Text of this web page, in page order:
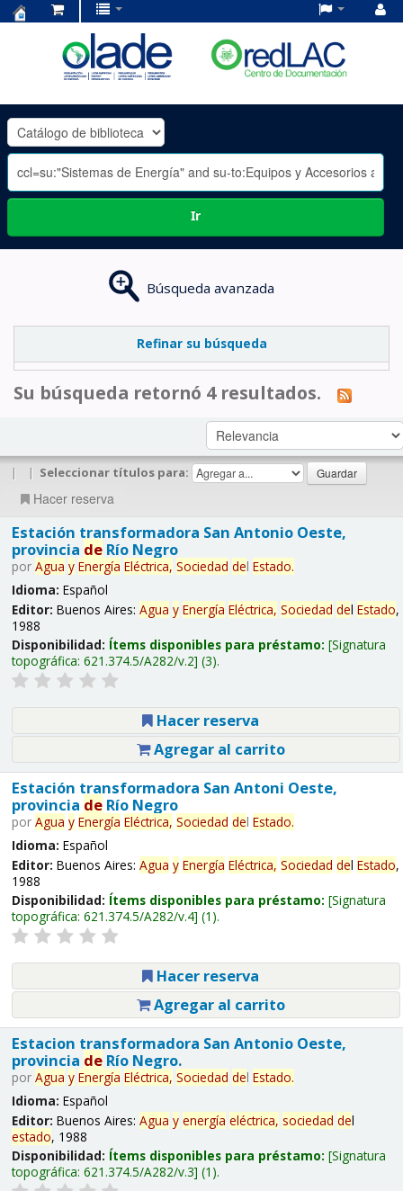
OLADE
-
Ir
Búsqueda avanzada
Refinar su búsqueda
Su búsqueda retornó 4 resultados.
| | Seleccionar títulos para:
Hacer reserva
Estación transformadora San Antonio Oeste,
provincia deRío Negro
por Agua y Energía Eléctrica, Sociedad del Estado.
Idioma: Español
Editor: Buenos Aires: Agua y Energía Eléctrica, Sociedad del Estado,
1988
Disponibilidad: Ítems disponibles para préstamo: Signatura
topográfica: 621.374.5/A282/v.2 (3).
Hacer reserva
Agregar al carrito
Estación transformadora San Antoni Oeste,
provincia deRío Negro
por Agua y Energía Eléctrica, Sociedad del Estado.
Idioma: Español
Editor: Buenos Aires: Agua y Energía Eléctrica, Sociedad del Estado,
1988
Disponibilidad: Ítems disponibles para préstamo: Signatura
topográfica: 621.374.5/A282/v.4 (1).
Hacer reserva
Agregar al carrito
Estacion transformadora San Antonio Oeste,
provincia deRío Negro.
por Agua y Energía Eléctrica, Sociedad del Estado.
Idioma: Español
Editor: Buenos Aires: Agua y energía eléctrica, sociedad del
estado, 1988
Disponibilidad: Ítems disponibles para préstamo: Signatura
topográfica: 621.374.5/A282/v.3 (1).